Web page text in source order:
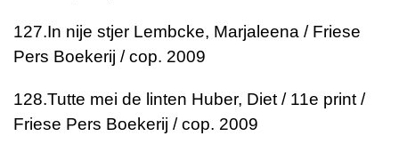
127.In nije stjer Lembcke, Marjaleena / Friese
Pers Boekerij / cop. 2009
128.Tutte mei de linten Huber, Diet / 11e print /
Friese Pers Boekerij / cop. 2009